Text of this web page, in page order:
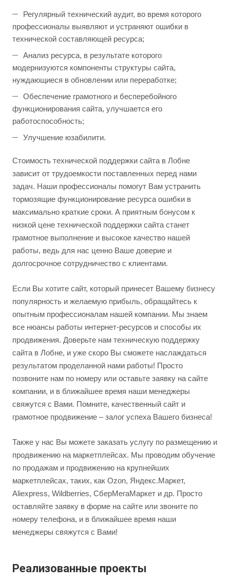
Регулярный технический аудит, во время которого
профессионалы выявляют и устраняют ошибки в
технической составляющей ресурса;
Анализ ресурса, в результате которого
модернизуются компоненты структуры сайта,
нуждающиеся в обновлении или переработке;
Обеспечение грамотного и бесперебойного
функционирования сайта, улучшается его
работоспособность;
Улучшение юзабилити.
Стоимость технической поддержки сайта в Лобне
зависит от трудоемкости поставленных перед нами
задач. Наши профессионалы помогут Вам устранить
тормозящие функционирование ресурса ошибки в
максимально краткие сроки. А приятным бонусом к
низкой цене технической поддержки сайта станет
грамотное выполнение и высокое качество нашей
работы, ведь для нас ценно Ваше доверие и
долгосрочное сотрудничество с клиентами.
Если Вы хотите сайт, который принесет Вашему бизнесу
популярность и желаемую прибыль, обращайтесь к
опытным профессионалам нашей компании. Мы знаем
все нюансы работы интернет-ресурсов и способы их
продвижения. Доверьте нам техническую поддержку
сайта в Лобне, и уже скоро Вы сможете наслаждаться
результатом проделанной нами работы! Просто
позвоните нам по номеру или оставьте заявку на сайте
компании, и в ближайшее время наши менеджеры
свяжутся с Вами. Помните, качественный сайт и
грамотное продвижение – залог успеха Вашего бизнеса!
Также у нас Вы можете заказать услугу по размещению и
продвижению на маркетплейсах. Мы проводим обучение
по продажам и продвижению на крупнейших
маркетплейсах, таких, как Ozon, Яндекс.Маркет,
Aliexpress, Wildberries, СберМегаМаркет и др. Просто
оставляйте заявку в форме на сайте или звоните по
номеру телефона, и в ближайшее время наши
менеджеры свяжутся с Вами!
Реализованные проекты